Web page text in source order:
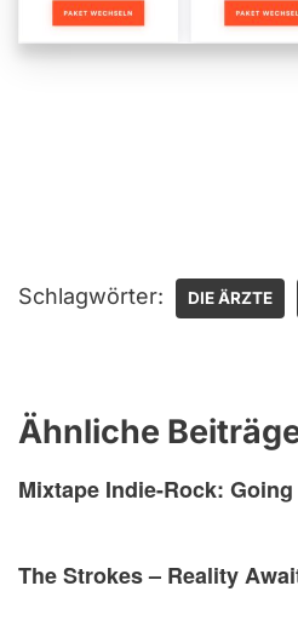
Schlagwörter: DIE ÄRZTE
Ähnliche
Mixtape Indie-Rock:
The Strokes – Reality